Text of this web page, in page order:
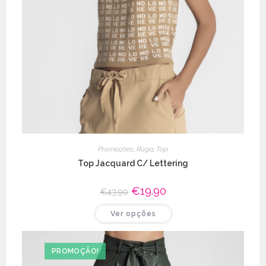
Promoções, Rüga, Top
Top Jacquard C/ Lettering
€43.90 O
preço
original
era:
€43.90.
€19.90O
atual
€19.90.
Ver opções
product
multiple
PROMOÇÃO!